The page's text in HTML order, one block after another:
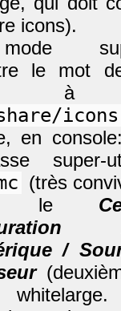
icons).
le mot
à
icons
en console:
super-
(très
le
/